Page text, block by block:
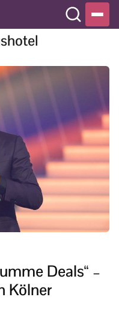
Deals“ –
Kölner